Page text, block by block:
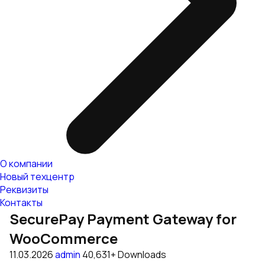
О компании
Новый техцентр
Реквизиты
Контакты
SecurePay Payment Gateway for
WooCommerce
11.03.2026admin 40,631+ Downloads